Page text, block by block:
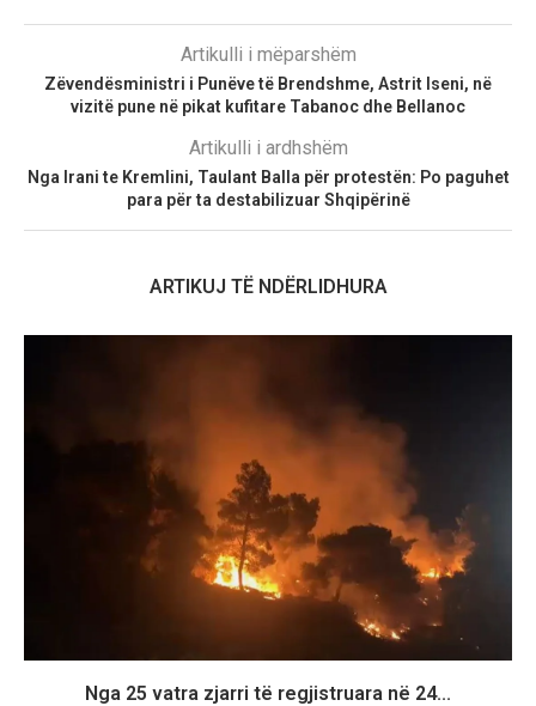
Artikulli i mëparshëm
Zëvendësministri i Punëve të Brendshme, Astrit Iseni, në
vizitë pune në pikat kufitare Tabanoc dhe Bellanoc
Artikulli i ardhshëm
Nga Irani te Kremlini, Taulant Balla për protestën: Po paguhet
para për ta destabilizuar Shqipërinë
ARTIKUJ TË NDËRLIDHURA
Nga 25 vatra zjarri të regjistruara në 24...